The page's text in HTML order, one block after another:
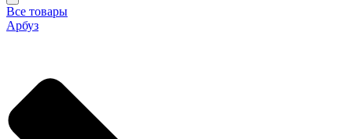
Все товары
Арбуз